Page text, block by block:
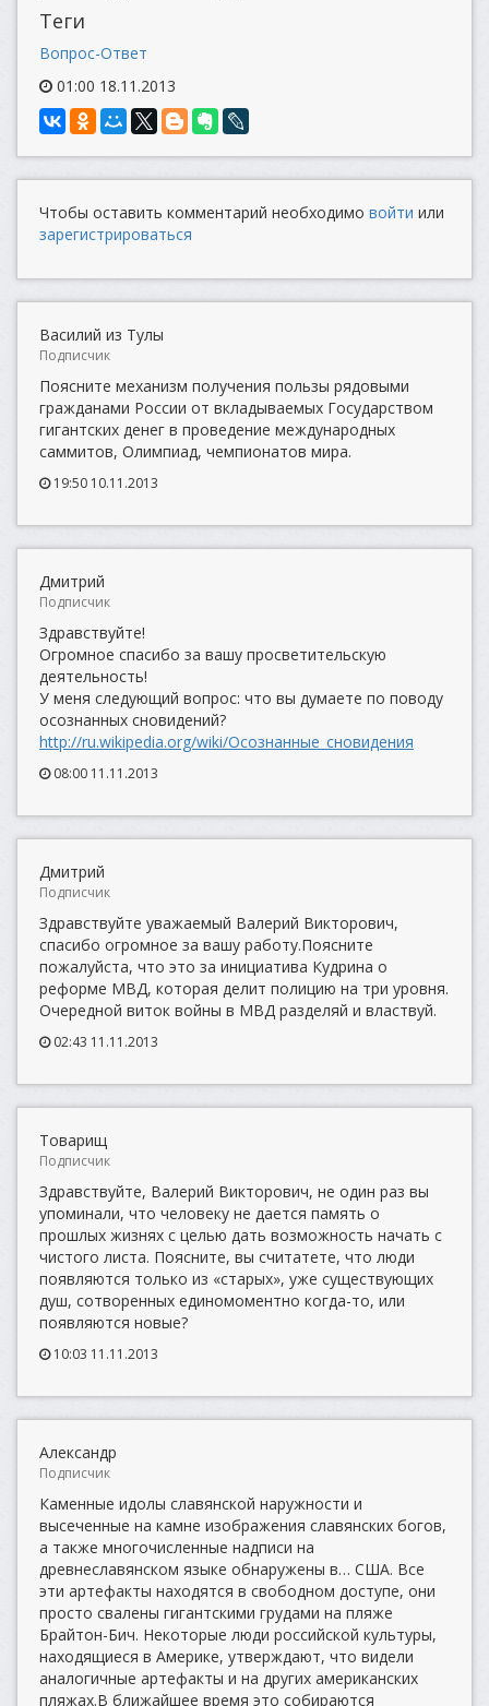
Теги
Вопрос-Ответ
01:00 18.11.2013
Чтобы оставить комментарий необходимо войти или
зарегистрироваться
Василий из Тулы
Подписчик
Поясните механизм получения пользы рядовыми
гражданами России от вкладываемых Государством
гигантских денег в проведение международных
саммитов, Олимпиад, чемпионатов мира.
19:50 10.11.2013
Дмитрий
Подписчик
Здравствуйте!
Огромное спасибо за вашу просветительскую
деятельность!
У меня следующий вопрос: что вы думаете по поводу
осознанных сновидений?
http://ru.wikipedia.org/wiki/Осознанные_сновидения
08:00 11.11.2013
Дмитрий
Подписчик
Здравствуйте уважаемый Валерий Викторович,
спасибо огромное за вашу работу.Поясните
пожалуйста, что это за инициатива Кудрина о
реформе МВД, которая делит полицию на три уровня.
Очередной виток войны в МВД разделяй и властвуй.
02:43 11.11.2013
Товарищ
Подписчик
Здравствуйте, Валерий Викторович, не один раз вы
упоминали, что человеку не дается память о
прошлых жизнях с целью дать возможность начать с
чистого листа. Поясните, вы считатете, что люди
появляются только из «старых», уже существующих
душ, сотворенных единомоментно когда-то, или
появляются новые?
10:03 11.11.2013
Александр
Подписчик
Каменные идолы славянской наружности и
высеченные на камне изображения славянских богов,
а также многочисленные надписи на
древнеславянском языке обнаружены в… США. Все
эти артефакты находятся в свободном доступе, они
просто свалены гигантскими грудами на пляже
Брайтон-Бич. Некоторые люди российской культуры,
находящиеся в Америке, утверждают, что видели
аналогичные артефакты и на других американских
пляжах.В ближайшее время это собираются